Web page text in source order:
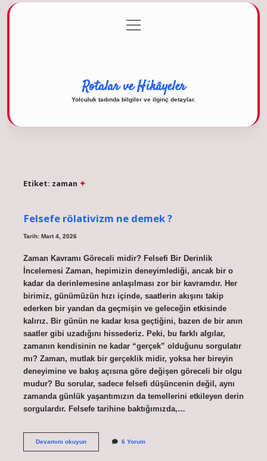
Gizlilik Politikası
menüyü
aç
Rotalar ve Hikâyeler
Yolculuk tadında bilgiler ve ilginç detaylar.
Etiket: zaman
Felsefe rölativizm ne demek ?
Tarih: Mart 4, 2026
Zaman Kavramı Göreceli midir? Felsefi Bir Derinlik
İncelemesi Zaman, hepimizin deneyimlediği, ancak bir o
kadar da derinlemesine anlaşılması zor bir kavramdır. Her
birimiz, günümüzün hızı içinde, saatlerin akışını takip
ederken bir yandan da geçmişin ve geleceğin etkisinde
kalırız. Bir günün ne kadar kısa geçtiğini, bazen de bir anın
saatler gibi uzadığını hissederiz. Peki, bu farklı algılar,
zamanın kendisinin ne kadar “gerçek” olduğunu sorgulatır
mı? Zaman, mutlak bir gerçeklik midir, yoksa her bireyin
deneyimine ve bakış açısına göre değişen göreceli bir olgu
mudur? Bu sorular, sadece felsefi düşüncenin değil, aynı
zamanda günlük yaşantımızın da temellerini etkileyen derin
sorgulardır. Felsefe tarihine baktığımızda,…
Devamını okuyunFelsefe
6 Yorum